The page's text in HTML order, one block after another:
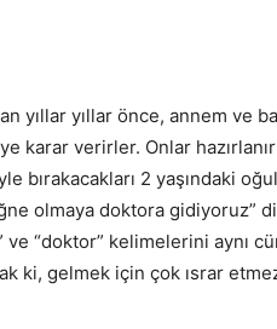
yıllar yıllar önce, annem ve
karar verirler. Onlar
bırakacakları 2 yaşındaki
olmaya doktora gidiyoruz”
ve “doktor” kelimelerini aynı
ki, gelmek için çok ısrar